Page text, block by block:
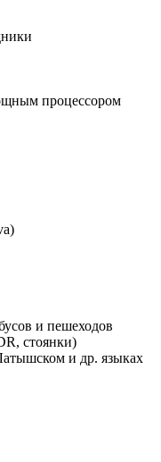
процессором
и пешеходов
стоянки)
и др. языках